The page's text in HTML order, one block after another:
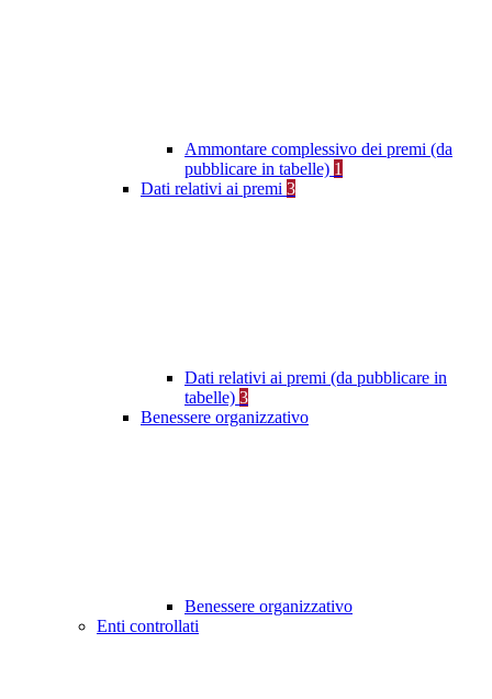
Ammontare complessivo dei premi (da
pubblicare in tabelle) 1
Dati relativi ai premi 3
Dati relativi ai premi (da pubblicare in
tabelle) 3
Benessere organizzativo
Benessere organizzativo
Enti controllati